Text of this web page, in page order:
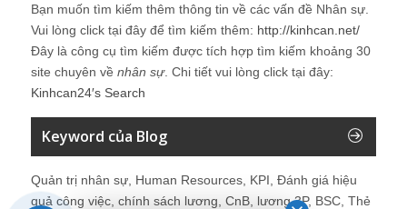
Bạn muốn tìm kiếm thêm thông tin về các vấn đề Nhân sự
Vui lòng click tại đây để tìm kiếm thêm: http://kinhcan.net/
Đây là công cụ tìm kiếm được tích hợp tìm kiếm khoảng 30
site chuyên về nhân sự. Chi tiết vui lòng click tại đây:
Kinhcan24′s Search
Keyword của Blog
Quản trị nhân sự, Human Resources, KPI, Đánh giá hiệu
quả công việc, chính sách lương, CnB, lương 3P, BSC, Thẻ